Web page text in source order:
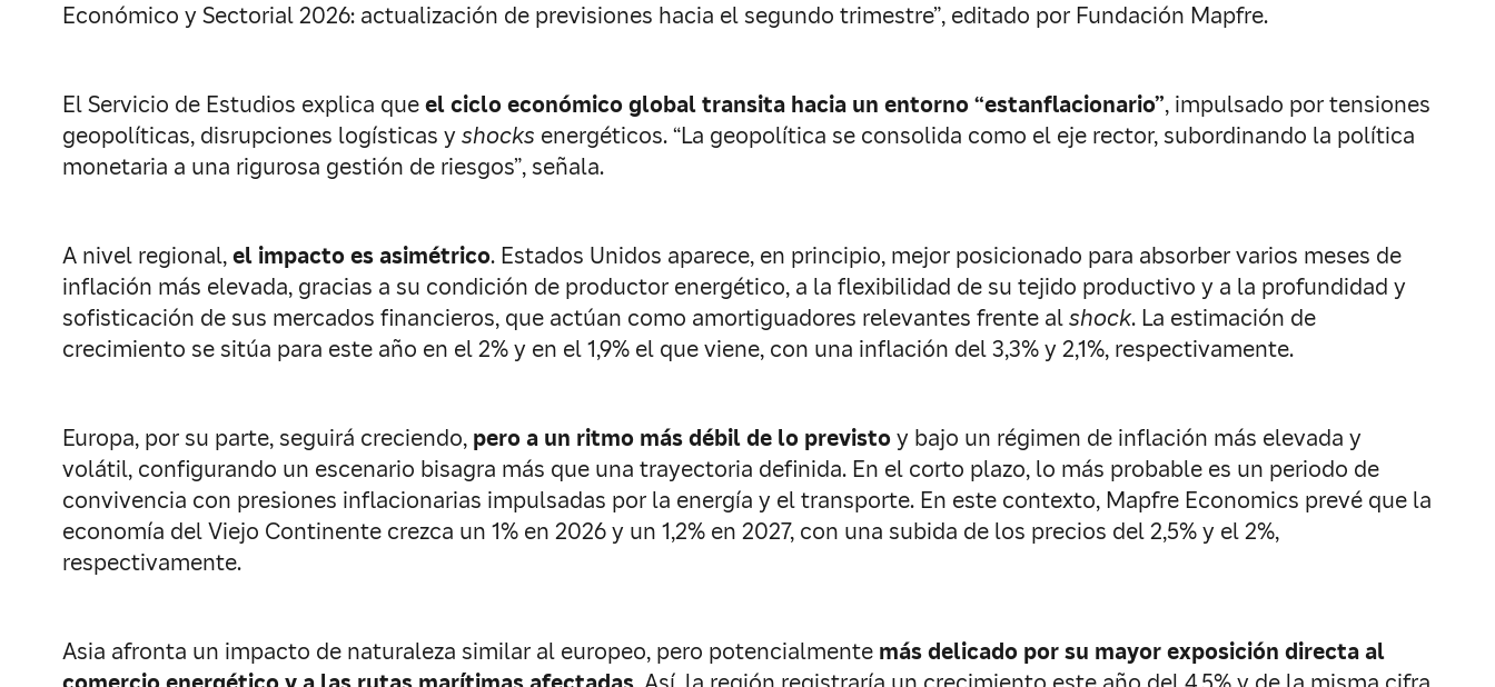
Económico y Sectorial 2026: actualización de previsiones hacia el segundo trimestre”, editado por Fundación Mapfre.
El Servicio de Estudios explica queel ciclo económico global transita hacia un entorno “estanflacionario”, impulsado por tensiones
geopolíticas, disrupciones logísticas yshocks energéticos. “La geopolítica se consolida como el eje rector, subordinando la política
monetaria a una rigurosa gestión de riesgos”, señala.
A nivel regional,el impacto es asimétrico. Estados Unidos aparece, en principio, mejor posicionado para absorber varios meses de
inflación más elevada, gracias a su condición de productor energético, a la flexibilidad de su tejido productivo y a la profundidad y
sofisticación de sus mercados financieros, que actúan como amortiguadores relevantes frente alshock. La estimación de
crecimiento se sitúa para este año en el 2% y en el 1,9% el que viene, con una inflación del 3,3% y 2,1%, respectivamente.
Europa, por su parte, seguirá creciendo, pero a un ritmo más débil de lo previstoy bajo un régimen de inflación más elevada y
volátil, configurando un escenario bisagra más que una trayectoria definida. En el corto plazo, lo más probable es un periodo de
convivencia con presiones inflacionarias impulsadas por la energía y el transporte. En este contexto, Mapfre Economics prevé que la
economía del Viejo Continente crezca un 1% en 2026 y un 1,2% en 2027, con una subida de los precios del 2,5% y el 2%,
respectivamente.
Asia afronta un impacto de naturaleza similar al europeo, pero potencialmente más delicado por su mayor exposición directa al